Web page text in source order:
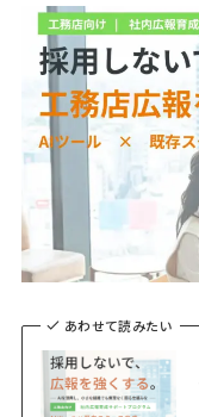
あわせて読みたい